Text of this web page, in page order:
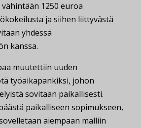
1250 euroa
ja siihen liittyvästä
yhdessä
kanssa.
muutettiin uuden
työaikapankiksi, johon
sovitaan paikallisesti.
paikalliseen sopimukseen,
aiempaan malliin